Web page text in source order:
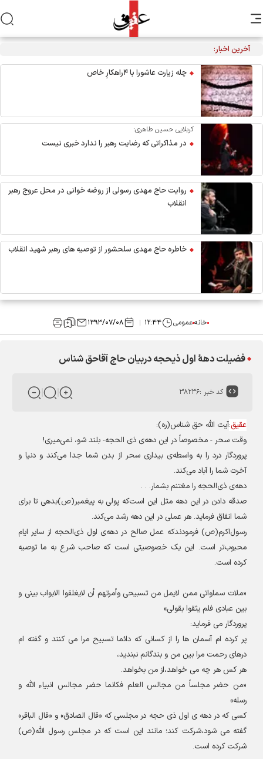
آخرین اخبار:
چله زیارت عاشورا با ۴راهکارِ خاص
کربلایی حسین طاهری:
در مذاکراتی که رضایت رهبر را ندارد خبری نیست
روایت حاج مهدی رسولی از روضه خوانی در محل عروج رهبر
انقلاب
خاطره حاج مهدی سلحشور از توصیه های رهبر شهید انقلاب
خانهعمومی ۱۲:۴۴ ۱۳۹۳/۰۷/۰۸
فضیلت دهۀ اول ذیحجه دربیان حاج آقاحق شناس
کد خبر :۳۸۲۳۶
عقیق:آیت الله حق شناس(ره):
وقت سحر - مخصوصاً در این دهه‌ی ذی الحجه- بلند شو، نمی‌میری!
پروردگار درد را به واسطه‌ی بیداری سحر از بدن شما جدا می‌کندو دنیا و
آخرت شما را آباد می‌کند.
دهه‌ی ذی‌الحجه را مغتنم بشمار. . .
صدقه دادن در این دهه مثل این است‌که پولی به پیغمبر(ص)بدهی تا برای
شما انفاق فرماید.هر عملی در این دهه رشد می‌کند.
رسول‌اکرم(ص) فرمودندکه عمل صالح در دهه‌ی اول ذی‌الحجه از سایر ایام
محبوب‌تر است.این یک خصوصیتی است که صاحب شرع به ما توصیه
کرده است.
ملات سماواتی ممن لایمل من تسبیحی وأمرتهم أن لایغلقوا الابواببینی و
بین عبادی فلم یثقوا بقولی»
پروردگار می فرماید:
پر کرده ام آسمان ها را از کسانی که دائما تسبیح مرا می کنندو گفته ام
درهای رحمت مرا بین من و بندگانم نبندید،
هر کس هر چه می خواهد،از من بخواهد.
من حضر مجلساً من مجالس العلم فکانما حضر مجالس انبیاء الله و
رسله»
کسی که در دهه ی اول ذی حجهدر مجلسی که «قال الصادق» و «قال الباقر»
گفته می شود،شرکت کند؛مانند این است که در مجلس رسول الله(ص)
شرکت کرده است.